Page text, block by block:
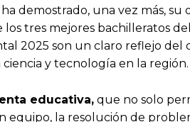
ha demostrado, una vez más, su
tres mejores bachilleratos
2025 son un claro reflejo del
y tecnología en la región.
educativa, que no solo
la resolución de